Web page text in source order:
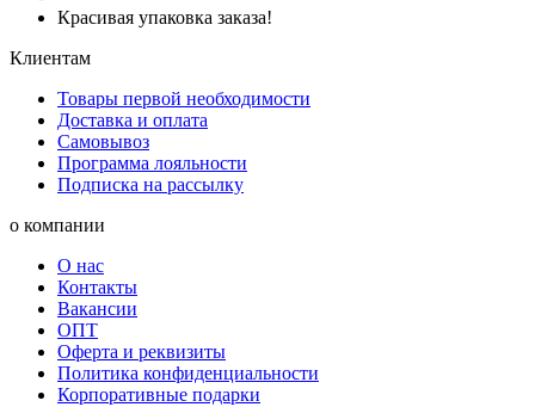
Красивая упаковка заказа!
Клиентам
Товары первой необходимости
Доставка и оплата
Самовывоз
Программа лояльности
Подписка на рассылку
о компании
О нас
Контакты
Вакансии
ОПТ
Оферта и реквизиты
Политика конфиденциальности
Корпоративные подарки